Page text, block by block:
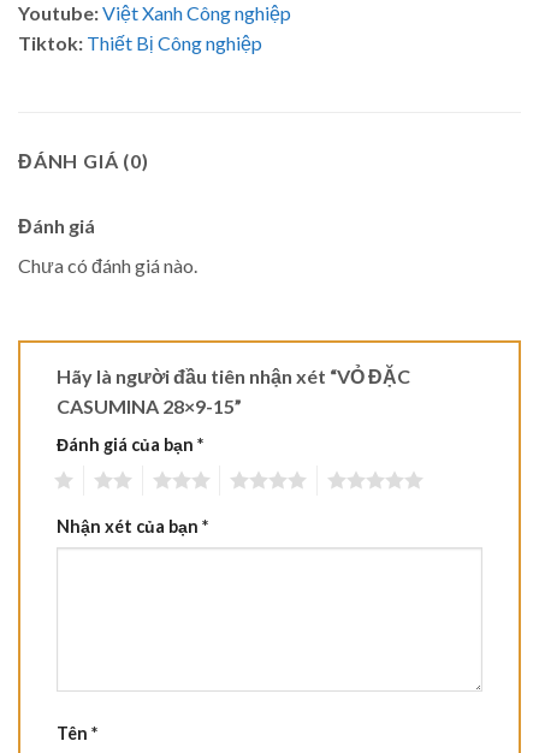
Youtube:Việt Xanh Công nghiệp
Tiktok: Thiết Bị Công nghiệp
ĐÁNH GIÁ (0)
Đánh giá
Chưa có đánh giá nào.
Hãy là người đầu tiên nhận xét “VỎ ĐẶC
CASUMINA 28×9-15”
Đánh giá của bạn *
Nhận xét của bạn *
Tên *